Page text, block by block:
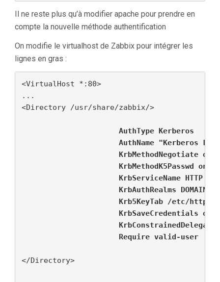
Il ne reste plus qu’à modifier apache pour prendre en
compte la nouvelle méthode authentification
On modifie le virtualhost de Zabbix pour intégrer les
lignes en gras :
<VirtualHost *:80>
...
<Directory /usr/share/zabbix/>
AuthType Kerberos
AuthName "Kerberos
KrbMethodNegotiate on
KrbMethodK5Passwd on
KrbServiceName HTTP
KrbAuthRealms
Krb5KeyTab /etc/httpd/
KrbSaveCredentials on
KrbConstrainedDelegation
Require valid-user
</Directory>